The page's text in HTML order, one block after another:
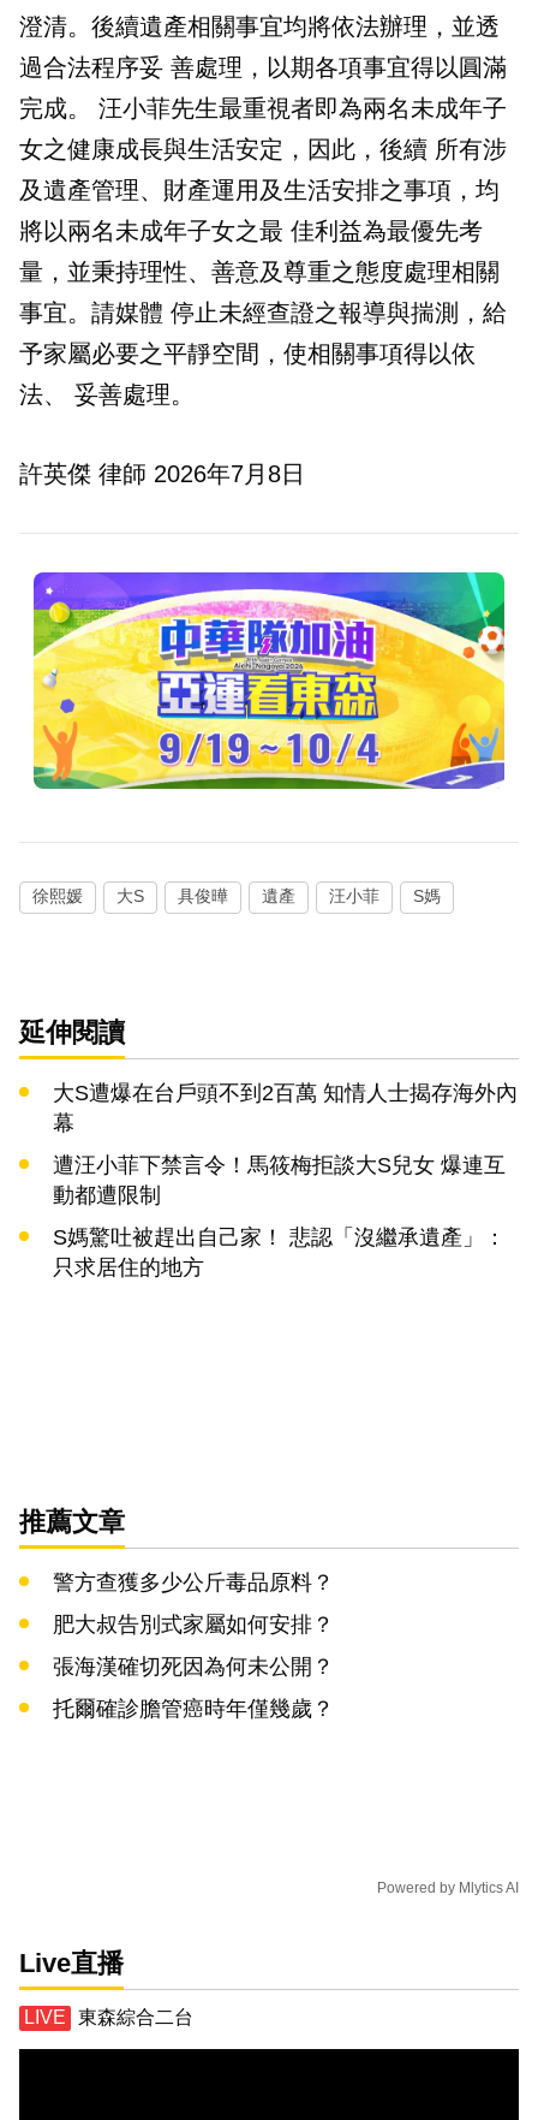
澄清。後續遺產相關事宜均將依法辦理，並透
過合法程序妥 善處理，以期各項事宜得以圓滿
完成。 汪小菲先生最重視者即為兩名未成年子
女之健康成長與生活安定，因此，後續 所有涉
及遺產管理、財產運用及生活安排之事項，均
將以兩名未成年子女之最 佳利益為最優先考
量，並秉持理性、善意及尊重之態度處理相關
事宜。請媒體 停止未經查證之報導與揣測，給
予家屬必要之平靜空間，使相關事項得以依
法、 妥善處理。
許英傑 律師 2026年7月8日
徐熙媛 大S 具俊曄 遺產 汪小菲 S媽
延伸閱讀
大S遭爆在台戶頭不到2百萬 知情人士揭存海外內
幕
遭汪小菲下禁言令！馬筱梅拒談大S兒女 爆連互
動都遭限制
S媽驚吐被趕出自己家！ 悲認「沒繼承遺產」：
只求居住的地方
推薦文章
警方查獲多少公斤毒品原料？
肥大叔告別式家屬如何安排？
張海漢確切死因為何未公開？
托爾確診膽管癌時年僅幾歲？
Powered by Mlytics AI
Live直播
東森綜合二台